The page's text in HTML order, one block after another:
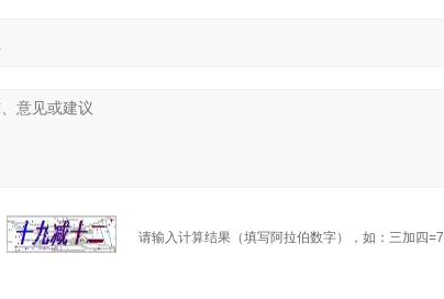
请输入计算结果（填写阿拉伯数字），如：三加四=7